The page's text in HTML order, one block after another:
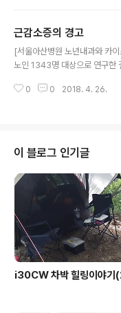
근감소증의 경고
[서울아산병원 노년내과와 카
노인 1343명 대상으로 연구한
근감소증 입니다. 골격근량은
0 0 2018. 4. 26.
이 블로그 인기글
i30CW 차박 힐링이야기